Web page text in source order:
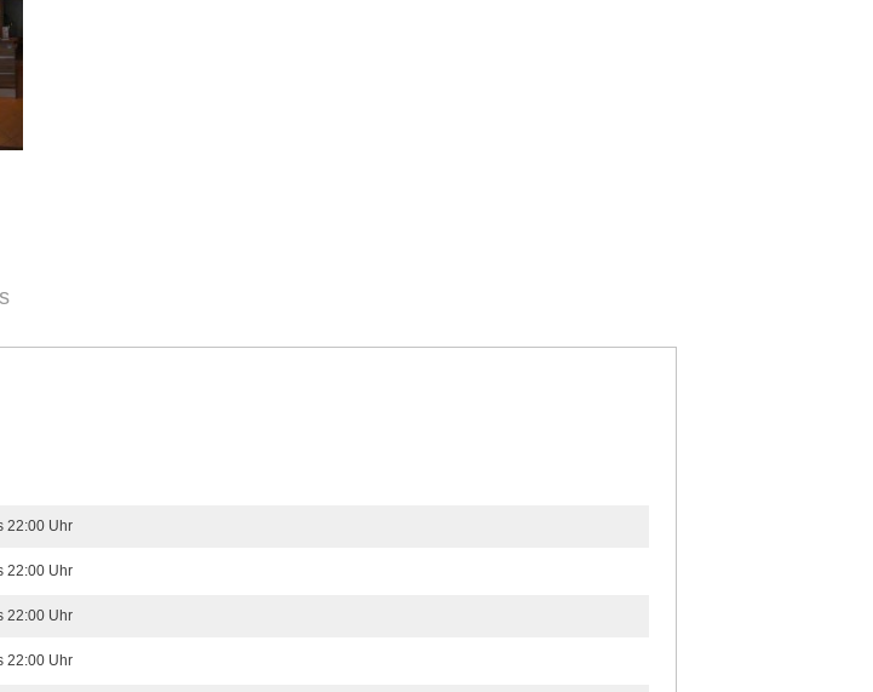
22:00 Uhr
22:00 Uhr
22:00 Uhr
22:00 Uhr